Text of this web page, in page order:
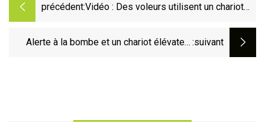
précédent:Vidéo : Des voleurs utilisent un chariot
automatique à Sacramento, l'escapade
Alerte à la bombe et un chariot élévateur :suivant